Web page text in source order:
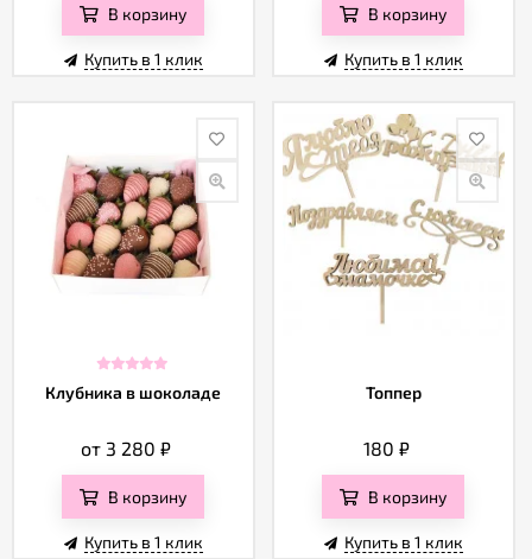
В корзину
Купить в 1 клик
В корзину
Купить в 1 клик
Клубника в шоколаде
от 3 280₽
В корзину
Купить в 1 клик
Топпер
180 ₽
В корзину
Купить в 1 клик